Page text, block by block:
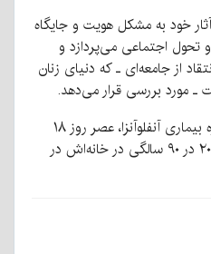
خود به مشکل هویت و جایگاه
تحول اجتماعی می‌پردازد و
از جامعه‌ای ـ که دنیای زنان
ـ مورد بررسی قرار می‌دهد.
سیمین دانشور پس از یک دوره بیماری آنفلوآنزا، عصر روز ۱۸
اسفند ۱۳۹۰ برابر با ۸ مارس ۲۰۱۲ در ۹۰ سالگی در خانه‌اش در